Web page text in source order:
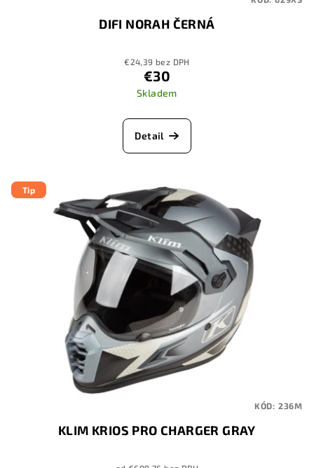
DIFI NORAH ČERNÁ
€24,39 bez DPH
€30
Skladem
Detail
Tip
KLIM KRIOS PRO CHARGER GRAY
KÓD: 236M